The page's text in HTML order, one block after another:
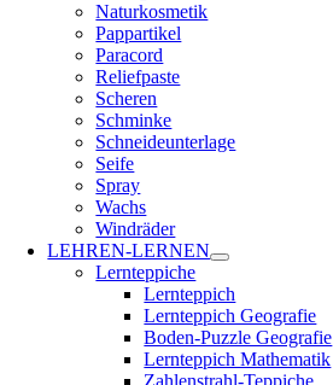
Naturkosmetik
Pappartikel
Paracord
Reliefpaste
Scheren
Schminke
Schneideunterlage
Seife
Spray
Wachs
Windräder
LEHREN-LERNEN
Lernteppiche
Lernteppich
Lernteppich Geografie
Boden-Puzzle Geografie
Lernteppich Mathematik
Zahlenstrahl-Teppiche